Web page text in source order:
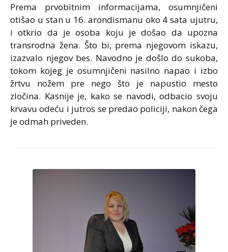
Prema prvobitnim informacijama, osumnjičeni
otišao u stan u 16. arondismanu oko 4 sata ujutru,
i otkrio da je osoba koju je došao da upozna
transrodna žena. Što bi, prema njegovom iskazu,
izazvalo njegov bes. Navodno je došlo do sukoba,
tokom kojeg je osumnjičeni nasilno napao i izbo
žrtvu nožem pre nego što je napustio mesto
zločina. Kasnije je, kako se navodi, odbacio svoju
krvavu odeću i jutros se predao policiji, nakon čega
je odmah priveden.